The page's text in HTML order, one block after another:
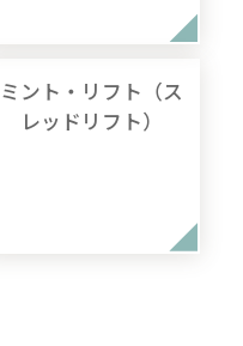
ミント・リフト（ス
レッドリフト）